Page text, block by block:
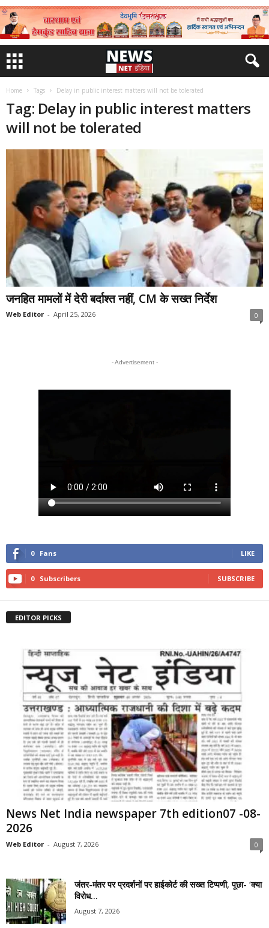
Home Tags Delay in public interest matters will not be tolerated
Tag: Delay in public interest matters
will not be tolerated
जनहित मामलों में देरी बर्दाश्त नहीं, CM के सख्त निर्देश
Web Editor - April 25, 2026 0
- Advertisement -
0 Fans LIKE
0 Subscribers SUBSCRIBE
EDITOR PICKS
News Net India newspaper 7th edition07 -08-
2026
Web Editor - August 7, 2026 0
जंतर-मंतर पर प्रदर्शनों पर हाईकोर्ट की सख्त टिप्पणी, पूछा- ‘क्या
विरोध...
August 7, 2026